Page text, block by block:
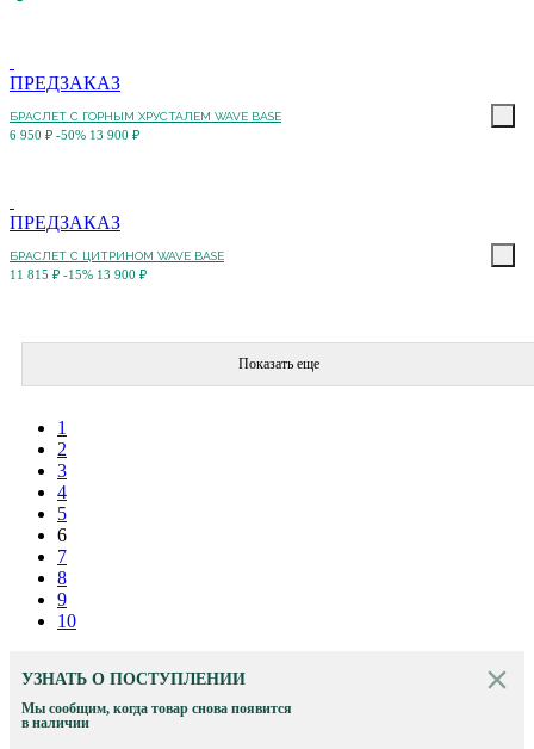
ПРЕДЗАКАЗ
БРАСЛЕТ С ГОРНЫМ ХРУСТАЛЕМ WAVE BASE
6 950 ₽ -50% 13 900 ₽
ПРЕДЗАКАЗ
БРАСЛЕТ С ЦИТРИНОМ WAVE BASE
11 815 ₽ -15% 13 900 ₽
Показать еще
1
2
3
4
5
6
7
8
9
10
УЗНАТЬ О ПОСТУПЛЕНИИ
Мы сообщим, когда товар снова появится
в наличии